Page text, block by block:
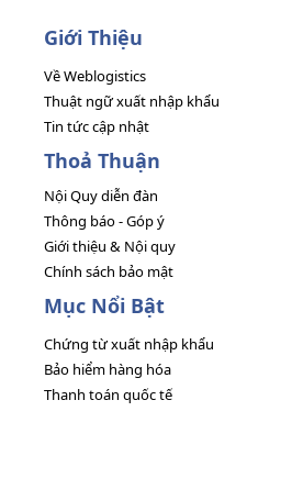
Giới Thiệu
Về Weblogistics
Thuật ngữ xuất nhập khẩu
Tin tức cập nhật
Thoả Thuận
Nội Quy diễn đàn
Thông báo - Góp ý
Giới thiệu & Nội quy
Chính sách bảo mật
Mục Nổi Bật
Chứng từ xuất nhập khẩu
Bảo hiểm hàng hóa
Thanh toán quốc tế